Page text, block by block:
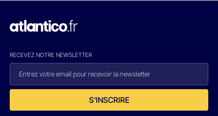
RECEVEZ NOTRE NEWSLETTER
S'INSCRIRE